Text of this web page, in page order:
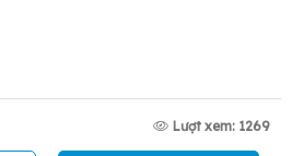
Lượt xem: 1269